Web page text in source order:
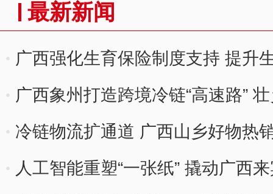
最新新闻
广西强化生育保险制度支持 提升
广西象州打造跨境冷链“高速路”
冷链物流扩通道 广西山乡好物热
人工智能重塑“一张纸” 撬动广西